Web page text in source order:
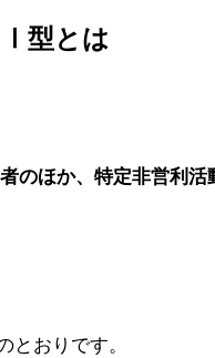
Ⅰ型とは
のほか、特定非営利活
おりです。